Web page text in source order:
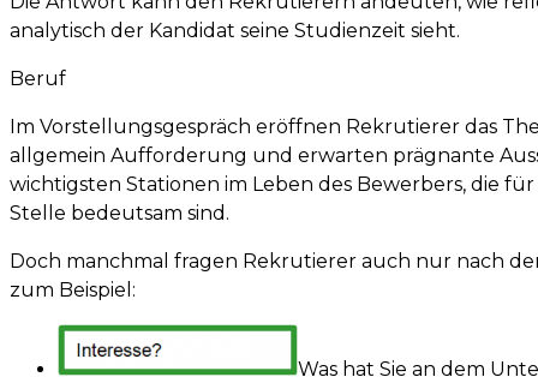
analytisch der Kandidat seine Studienzeit sieht.
Beruf
Im Vorstellungsgespräch eröffnen Rekrutierer das
allgemein Aufforderung und erwarten prägnante
wichtigsten Stationen im Leben des Bewerbers, die
Stelle bedeutsam sind.
Doch manchmal fragen Rekrutierer auch nur nach
zum Beispiel:
Was hat Sie an dem